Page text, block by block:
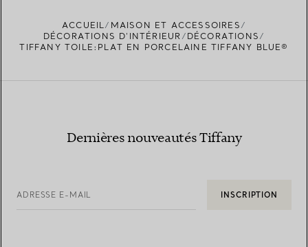
ACCUEIL
MAISON ET ACCESSOIRES
DÉCORATIONS D'INTÉRIEUR
DÉCORATIONS
TIFFANY TOILE:PLAT EN PORCELAINE TIFFANY BLUE®
Dernières nouveautés Tiffany
ADRESSE E-MAIL INSCRIPTION